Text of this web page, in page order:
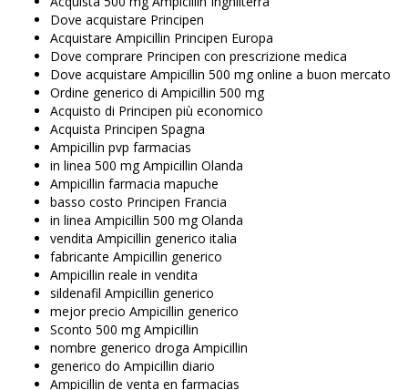
Dove acquistare Principen
Acquistare Ampicillin Principen Europa
Dove comprare Principen con prescrizione medica
Dove acquistare Ampicillin 500 mg online a buon mercato
Ordine generico di Ampicillin 500 mg
Acquisto di Principen più economico
Acquista Principen Spagna
Ampicillin pvp farmacias
in linea 500 mg Ampicillin Olanda
Ampicillin farmacia mapuche
basso costo Principen Francia
in linea Ampicillin 500 mg Olanda
vendita Ampicillin generico italia
fabricante Ampicillin generico
Ampicillin reale in vendita
sildenafil Ampicillin generico
mejor precio Ampicillin generico
Sconto 500 mg Ampicillin
nombre generico droga Ampicillin
generico do Ampicillin diario
Ampicillin de venta en farmacias